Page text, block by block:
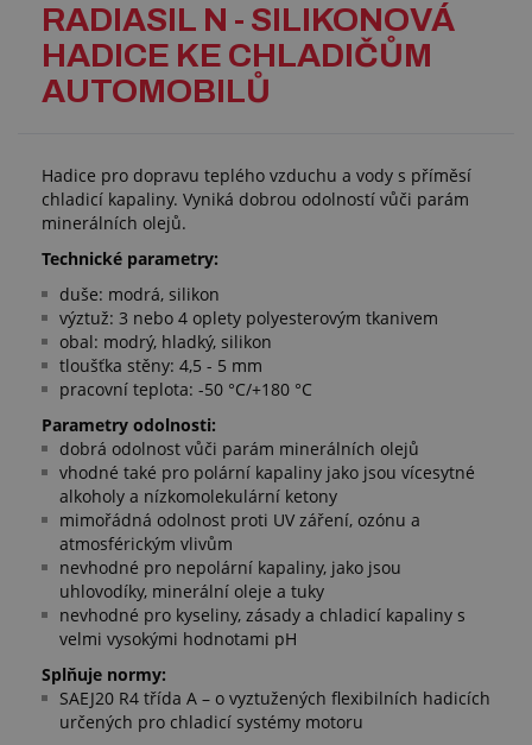
RADIASIL N - SILIKONOVÁ
HADICE KE CHLADIČŮM
AUTOMOBILŮ
Hadice pro dopravu teplého vzduchu a vody s příměsí
chladicí kapaliny. Vyniká dobrou odolností vůči parám
minerálních olejů.
Technické parametry:
duše: modrá, silikon
výztuž: 3 nebo 4 oplety polyesterovým tkanivem
obal: modrý, hladký, silikon
tloušťka stěny: 4,5 - 5 mm
pracovní teplota: -50 °C/+180 °C
Parametry odolnosti:
dobrá odolnost vůči parám minerálních olejů
vhodné také pro polární kapaliny jako jsou vícesytné
alkoholy a nízkomolekulární ketony
mimořádná odolnost proti UV záření, ozónu a
atmosférickým vlivům
nevhodné pro nepolární kapaliny, jako jsou
uhlovodíky, minerální oleje a tuky
nevhodné pro kyseliny, zásady a chladicí kapaliny s
velmi vysokými hodnotami pH
Splňuje normy:
SAEJ20 R4 třída A – o vyztužených flexibilních hadicích
určených pro chladicí systémy motoru